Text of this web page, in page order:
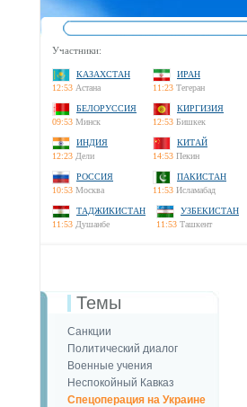
Участники:
КАЗАХСТАН
12:53 Астана
ИРАН
11:23 Тегеран
БЕЛОРУССИЯ
09:53 Минск
КИРГИЗИЯ
12:53 Бишкек
ИНДИЯ
12:23 Дели
КИТАЙ
14:53 Пекин
РОССИЯ
10:53 Москва
ПАКИСТАН
11:53 Исламабад
ТАДЖИКИСТАН
11:53 Душанбе
УЗБЕКИСТАН
11:53 Ташкент
Темы
Санкции
Политический диалог
Военные учения
Неспокойный Кавказ
Спецоперация на Украине